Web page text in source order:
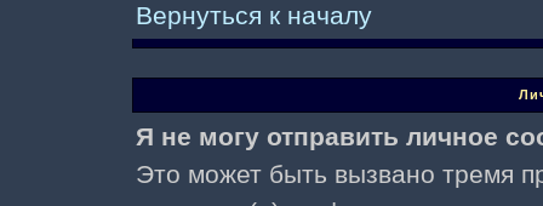
Вернуться к началу
Я не могу отправить личное
Это может быть вызвано тремя